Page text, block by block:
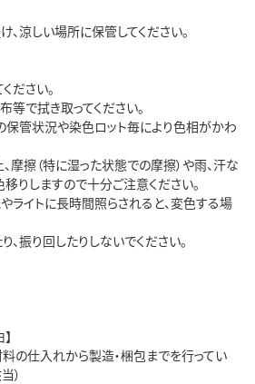
、涼しい場所に保管してください。
ださい。
等で拭き取ってください。
保管状況や染色ロット毎により色相がかわ
摩擦（特に湿った状態での摩擦）や雨、汗な
りしますので十分ご注意ください。
ライトに長時間照らされると、変色する場
、振り回したりしないでください。
の仕入れから製造・梱包までを行ってい
）